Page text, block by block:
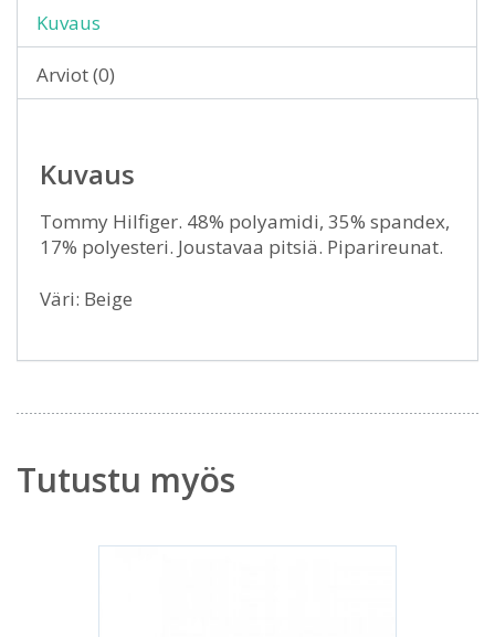
Kuvaus
Arviot (0)
Kuvaus
Tommy Hilfiger. 48% polyamidi, 35% spandex,
17% polyesteri. Joustavaa pitsiä. Piparireunat.
Väri: Beige
Tutustu myös